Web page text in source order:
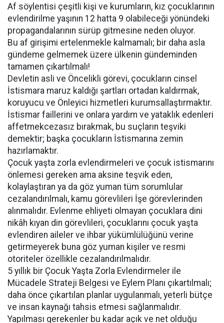
Af söylentisi çeşitli kişi ve kurumların, kız çocuklarının
evlendirilme yaşının 12 hatta 9 olabileceği yönündeki
propagandalarının sürüp gitmesine neden oluyor.
Bu af girişimi ertelenmekle kalmamalı; bir daha asla
gündeme gelmemek üzere ülkenin gündeminden
tamamen çıkartılmalı!
Devletin asli ve Öncelikli görevi, çocukların cinsel
İstismara maruz kaldığı şartları ortadan kaldırmak,
koruyucu ve Önleyici hizmetleri kurumsallaştırmaktır.
İstismar faillerini ve onlara yardım ve yataklık edenleri
affetmekcezasız bırakmak, bu suçların teşviki
demektir; başka çocukların İstismarına zemin
hazırlamaktır.
Çocuk yaşta zorla evlendirmeleri ve çocuk istismarını
önlemesi gereken ama aksine teşvik eden,
kolaylaştıran ya da göz yuman tüm sorumlular
cezalandırılmalı, kamu görevlileri İşe görevlerinden
alınmalıdır. Evlenme ehliyeti olmayan çocuklara dini
nikâh kıyan din görevlileri, çocuklarını çocuk yaşta
evlendiren aileler ve ihbar yükümlülüğünü verine
getirmeyerek buna göz yuman kişiler ve resmi
otoriteler özellikle cezalandırılmalıdır.
5 yıllık bir Çocuk Yaşta Zorla Evlendirmeler ile
Mücadele Strateji Belgesi ve Eylem Planı çıkartılmalı;
daha önce çıkartılan planlar uygulanmalı, yeterli bütçe
ve insan kaynağı tahsis etmesi sağlanmalıdır.
Yapılması gerekenler bu kadar açık ve net olduğu